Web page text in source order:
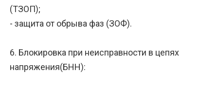
(ТЗОП);
- защита от обрыва фаз (ЗОФ).
6. Блокировка при неисправности в цепях
напряжения(БНН):